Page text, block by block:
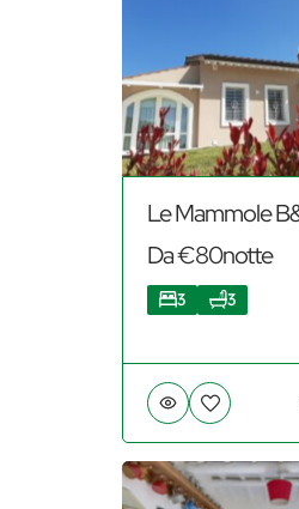
Le Mammole
Da €80notte
3 3